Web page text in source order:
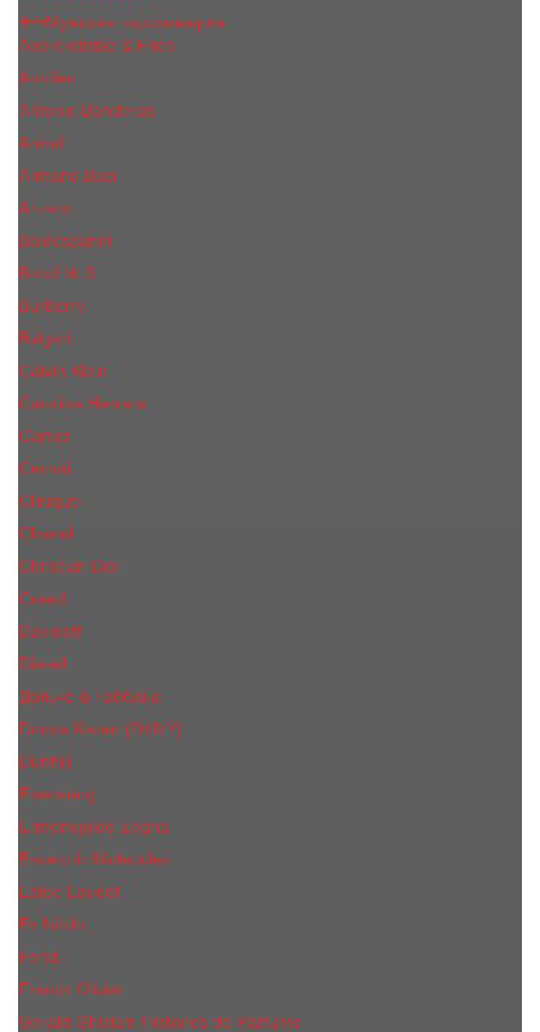
Мужская парфюмерия
Abercrombie & Fitch
Annifen
Antonio Banderas
Armaf
Armand Basi
Azzaro
Baldessarini
Bond № 9
Burberry
Bvlgari
Calvin Klein
Carolina Herrera
Cartier
Cerruti
Сliniquе
Chanel
Christian Dior
Creed
Davidoff
Diesel
Дольче & Габбана
Donna Karan (DKNY)
Dunhill
Eisenberg
Ermenegildo Zegna
Escentric Molecules
Еsteе Lаudеr
Ex Nihilo
Fendi
Franck Olivier
Gerald Ghislain Histoires de Parfums